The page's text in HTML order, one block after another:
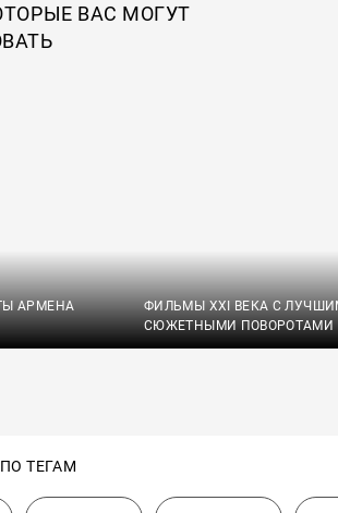
ВАС МОГУТ
АРМЕНА
ФИЛЬМЫ XXI ВЕКА С
СЮЖЕТНЫМИ ПОВОРОТАМИ
ТЕГАМ